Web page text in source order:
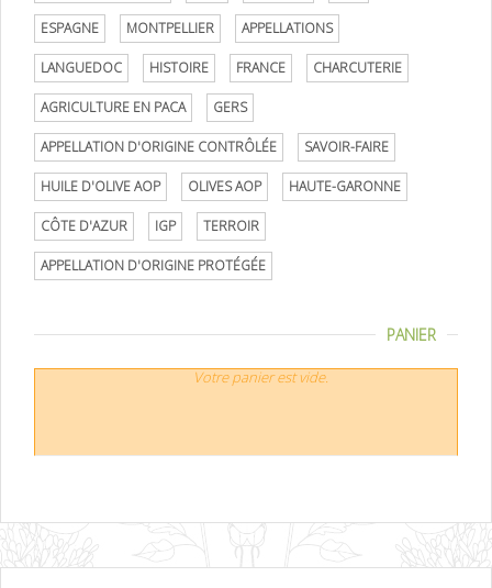
ESPAGNE MONTPELLIER APPELLATIONS
LANGUEDOC HISTOIRE FRANCE CHARCUTERIE
AGRICULTURE EN PACA GERS
APPELLATION D'ORIGINE CONTRÔLÉE SAVOIR-FAIRE
HUILE D'OLIVE AOP OLIVES AOP HAUTE-GARONNE
CÔTE D'AZUR IGP TERROIR
APPELLATION D'ORIGINE PROTÉGÉE
PANIER
Votre panier est vide.